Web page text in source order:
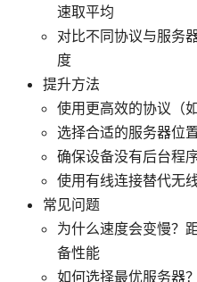
速取平均
对比不同协议与服务
度
提升方法
使用更高效的协议（
选择合适的服务器位
确保设备没有后台程
使用有线连接替代无
常见问题
为什么速度会变慢？
备性能
如何选择最优服务器